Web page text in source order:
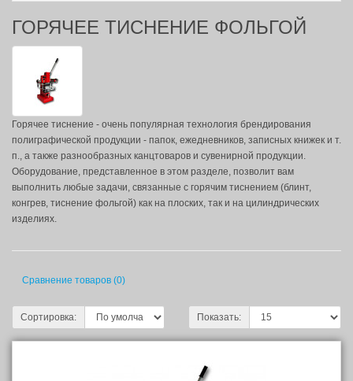
ГОРЯЧЕЕ ТИСНЕНИЕ ФОЛЬГОЙ
Горячее тиснение - очень популярная технология брендирования
полиграфической продукции - папок, ежедневников, записных книжек и т.
п., а также разнообразных канцтоваров и сувенирной продукции.
Оборудование, представленное в этом разделе, позволит вам
выполнить любые задачи, связанные с горячим тиснением (блинт,
конгрев, тиснение фольгой) как на плоских, так и на цилиндрических
изделиях.
Сравнение товаров (0)
Сортировка: Показать: